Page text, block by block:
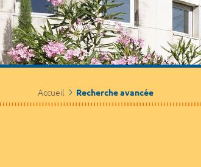
Accueil Recherche avancée